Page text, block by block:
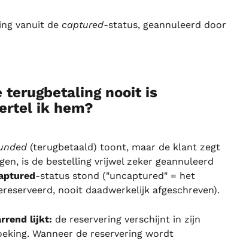
vanuit de captured-status, geannuleerd door
terugbetaling nooit is
ik hem?
(terugbetaald) toont, maar de klant zegt
is de bestelling vrijwel zeker geannuleerd
-status stond ("uncaptured" = het
nooit daadwerkelijk afgeschreven).
lijkt: de reservering verschijnt in zijn
Wanneer de reservering wordt